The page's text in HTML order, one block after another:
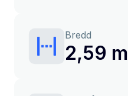
Bredd
2,59 m